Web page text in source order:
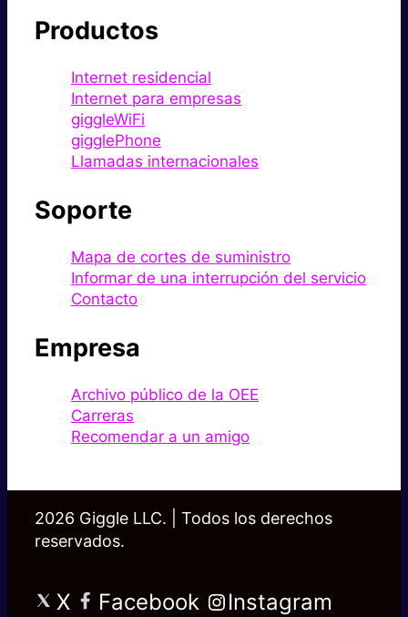
Productos
Internet residencial
Internet para empresas
giggleWiFi
gigglePhone
Llamadas internacionales
Soporte
Mapa de cortes de suministro
Informar de una interrupción del servicio
Contacto
Empresa
Archivo público de la OEE
Carreras
Recomendar a un amigo
2026 Giggle LLC. | Todos los derechos
reservados.
X Facebook
Instagram